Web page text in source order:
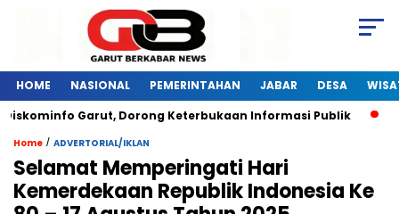
HOME NASIONAL PEMERINTAHAN JABAR DESA
Garut, Dorong Keterbukaan Informasi Publik
Home / ADVERTORIAL/IKLAN
Selamat Memperingati Hari
Kemerdekaan Republik Indonesia Ke